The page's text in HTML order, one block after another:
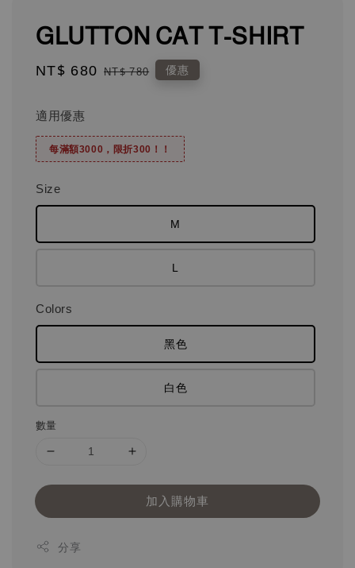
GLUTTON CAT T-SHIRT
Sale
NT$ 680 Regular
NT$ 780 優惠
適用優惠
每滿額3000，限折300！！
Size
M
L
Colors
黑色
白色
數量
加入購物車
分享